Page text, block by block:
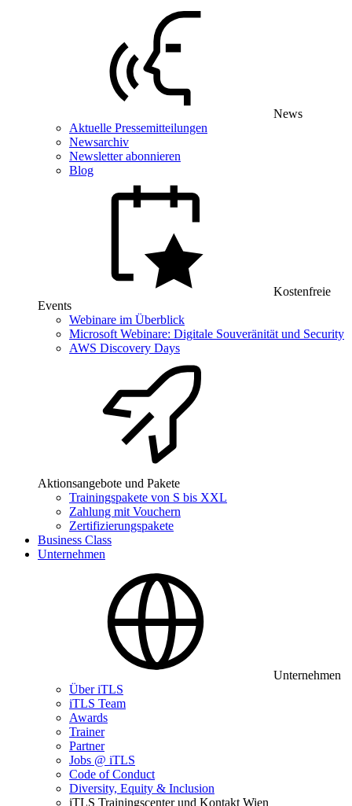
News
Aktuelle Pressemitteilungen
Newsarchiv
Newsletter abonnieren
Blog
Kostenfreie
Events
Webinare im Überblick
Microsoft Webinare: Digitale Souveränität und Security
AWS Discovery Days
Aktionsangebote und Pakete
Trainingspakete von S bis XXL
Zahlung mit Vouchern
Zertifizierungspakete
Business Class
Unternehmen
Unternehmen
Über iTLS
iTLS Team
Awards
Trainer
Partner
Jobs @ iTLS
Code of Conduct
Diversity, Equity & Inclusion
iTLS Trainingscenter und Kontakt Wien